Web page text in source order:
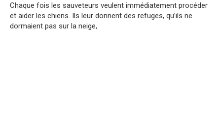
Chaque fois les sauveteurs veulent immédiatement procéder
et aider les chiens. Ils leur donnent des refuges, qu’ils ne
dormaient pas sur la neige,